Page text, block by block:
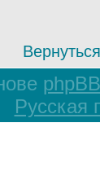
phpBB
Русская